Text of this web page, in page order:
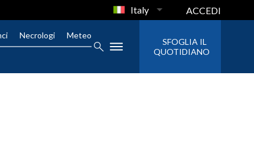
Italy ACCEDI
Necrologi Meteo
SFOGLIA IL
QUOTIDIANO